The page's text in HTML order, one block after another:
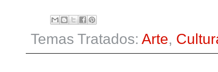
Temas Tratados: Arte,